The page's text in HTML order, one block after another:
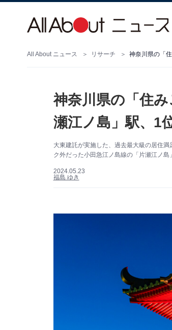
All About ニュース リサーチ 神奈川県の「
神奈川県の「住
瀬江ノ島」駅、1
大東建託が実施した、過去最大級の居住
ク外だった小田急江ノ島線の「片瀬江ノ島
2024.05.23
福島 ゆき